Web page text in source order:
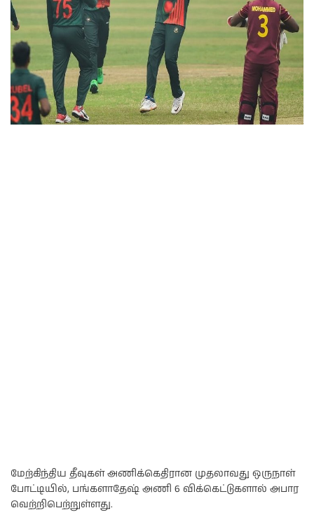
மேற்கிந்திய தீவுகள் அணிக்கெதிரான முதலாவது ஒருநாள்
போட்டியில், பங்களாதேஷ் அணி 6 விக்கெட்டுகளால் அபார
வெற்றிபெற்றுள்ளது.